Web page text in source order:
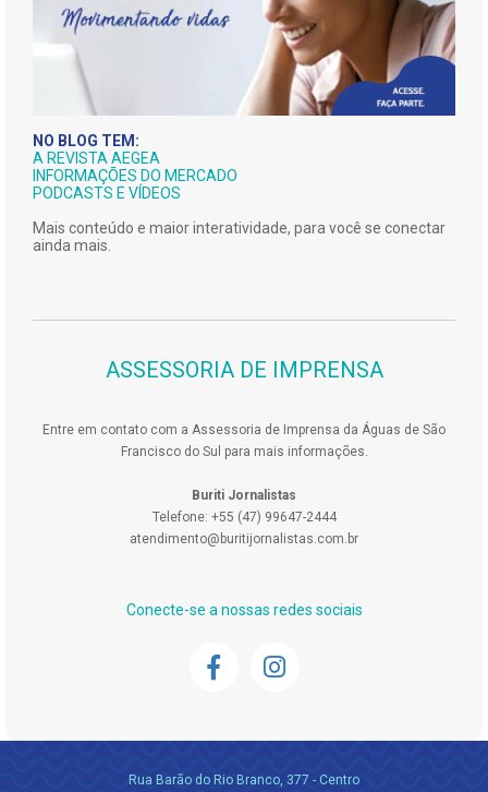
NO BLOG TEM:
A REVISTA AEGEA
INFORMAÇÕES DO MERCADO
PODCASTS E VÍDEOS
Mais conteúdo e maior interatividade, para você se conectar
ainda mais.
ASSESSORIA DE IMPRENSA
Entre em contato com a Assessoria de Imprensa da Águas de São
Francisco do Sul para mais informações.
Buriti Jornalistas
Telefone: +55 (47) 99647-2444
atendimento@buritijornalistas.com.br
Conecte-se a nossas redes sociais
Rua Barão do Rio Branco, 377 - Centro